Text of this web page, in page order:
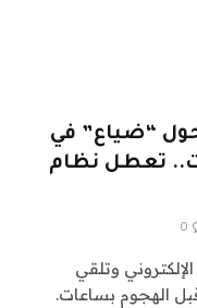
“ضياع” في
بساعات.. تعطل نظام
0
وتلقي
الهجوم بساعات.